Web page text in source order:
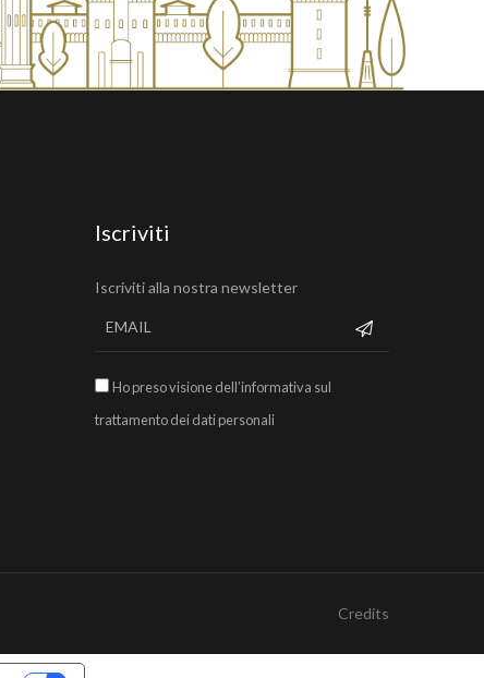
Iscriviti
Iscriviti alla nostra newsletter
Ho preso visione dell’informativa sul
trattamento dei dati personali
Credits